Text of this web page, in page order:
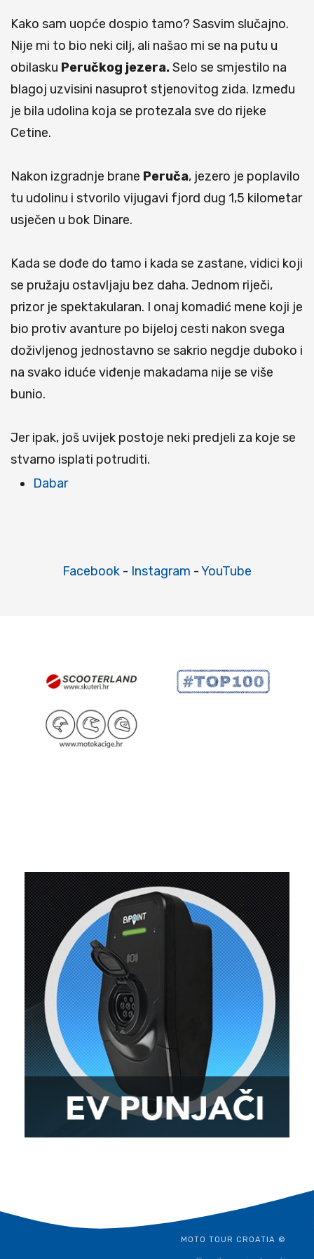
Kako sam uopće dospio tamo? Sasvim slučajno.
Nije mi to bio neki cilj, ali našao mi se na putu u
obilasku Peručkog jezera.Selo se smjestilo na
blagoj uzvisini nasuprot stjenovitog zida. Između
je bila udolina koja se protezala sve do rijeke
Cetine.
Nakon izgradnje brane Peruča, jezero je poplavilo
tu udolinu i stvorilo vijugavi fjord dug 1,5 kilometar
usječen u bok Dinare.
Kada se dođe do tamo i kada se zastane, vidici koji
se pružaju ostavljaju bez daha. Jednom riječi,
prizor je spektakularan. I onaj komadić mene koji je
bio protiv avanture po bijeloj cesti nakon svega
doživljenog jednostavno se sakrio negdje duboko i
na svako iduće viđenje makadama nije se više
bunio.
Jer ipak, još uvijek postoje neki predjeli za koje se
stvarno isplati potruditi.
Dabar
Facebook - Instagram -YouTube
MOTO TOUR CROATIA ©